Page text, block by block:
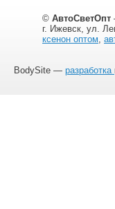
© АвтоСветОпт
г. Ижевск, ул.
ксенон оптом,
BodySite — разработка